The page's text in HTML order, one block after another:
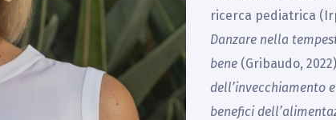
ricerca pediatrica
Danzare nella
bene (Gribaudo,
dell’invecchiamento
benefici